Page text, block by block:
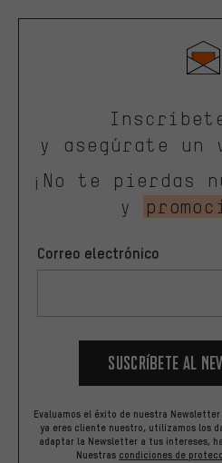
y asegúrate un
¡No te pierdas
y
Correo electrónico
Suscríbete al
Evaluamos el éxito de nuestra
ya eres cliente nuestro, utilizamos los
adaptar la Newsletter a tus intereses,
Nuestras condiciones de